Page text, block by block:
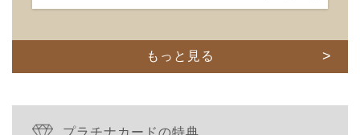
もっと見る